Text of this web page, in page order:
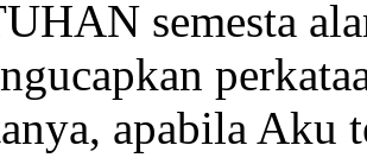
semesta
apabila Aku